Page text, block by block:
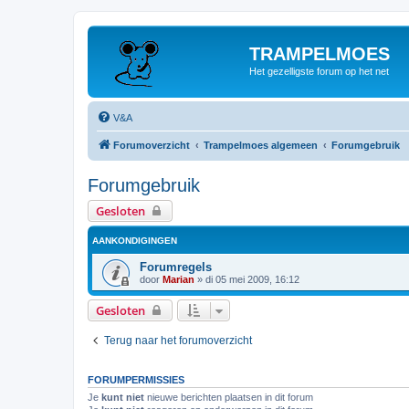
TRAMPELMOES
Het gezelligste forum op het net
V&A
Forumoverzicht Trampelmoes algemeen Forumgebruik
Forumgebruik
Gesloten
AANKONDIGINGEN
Forumregels
door Marian » di 05 mei 2009, 16:12
Gesloten
Terug naar het forumoverzicht
FORUMPERMISSIES
Je kunt niet nieuwe berichten plaatsen in dit forum